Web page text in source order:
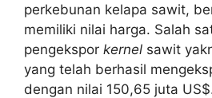
perkebunan kelapa sawit,
memiliki nilai harga. Salah
pengekspor kernel sawit
yang telah berhasil
dengan nilai 150,65 juta